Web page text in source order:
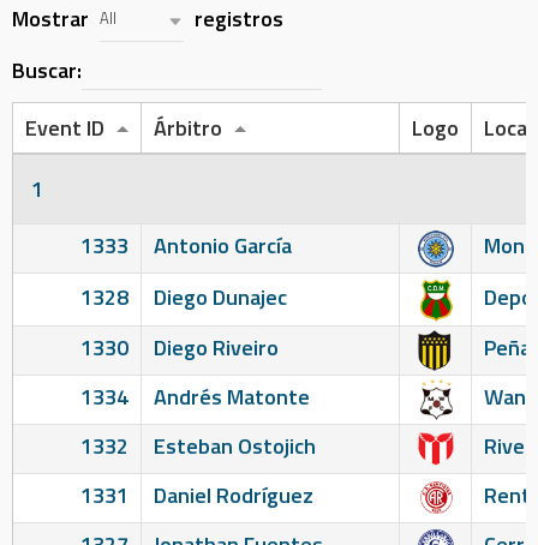
Mostrar All
registros
Buscar:
Event ID
Árbitro Logo
Local
1
1333
Antonio García
1328
Diego Dunajec
1330
Diego Riveiro
1334
Andrés Matonte
1332
Esteban Ostojich
1331
Daniel Rodríguez